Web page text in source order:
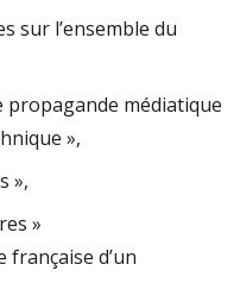
sur l’en­semble du
propagande médiatique
»,
»,
»
française d’un